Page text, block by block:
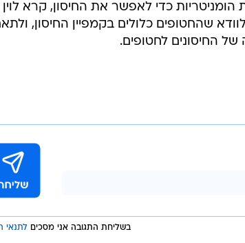
כדי לאפשר את החיסון, קרא לוין
שהחטופים כלולים בקמפיין החיסון,
החיסונים לחטופים.
בשליחת התגובה אני מסכים לתנאי